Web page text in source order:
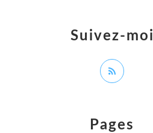
Pages
Suivez-moi